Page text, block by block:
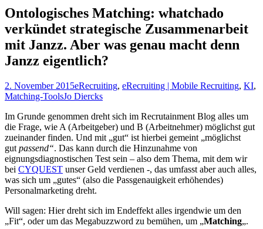
Ontologisches Matching: whatchado
verkündet strategische Zusammenarbeit
mit Janzz. Aber was genau macht denn
Janzz eigentlich?
2. November 2015eRecruiting, eRecruiting | Mobile Recruiting, KI,
Matching-ToolsJo Diercks
Im Grunde genommen dreht sich im Recrutainment Blog alles um
die Frage, wie A (Arbeitgeber) und B (Arbeitnehmer) möglichst gut
zueinander finden. Und mit „gut“ ist hierbei gemeint „möglichst
gut passend“. Das kann durch die Hinzunahme von
eignungsdiagnostischen Test sein – also dem Thema, mit dem wir
bei CYQUEST unser Geld verdienen -, das umfasst aber auch alles,
was sich um „gutes“ (also die Passgenauigkeit erhöhendes)
Personalmarketing dreht.
Will sagen: Hier dreht sich im Endeffekt alles irgendwie um den
„Fit“, oder um das Megabuzzword zu bemühen, um „Matching„.